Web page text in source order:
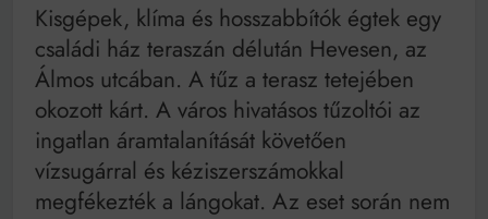
Kisgépek, klíma és hosszabbítók égtek egy
családi ház teraszán délután Hevesen, az
Álmos utcában. A tűz a terasz tetejében
okozott kárt. A város hivatásos tűzoltói az
ingatlan áramtalanítását követően
vízsugárral és kéziszerszámokkal
megfékezték a lángokat. Az eset során nem